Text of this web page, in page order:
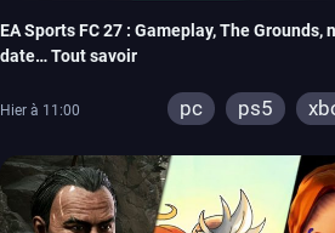
EA Sports FC 27 : Gameplay, The Grounds,
date… Tout savoir
Hier à 11:00 pc ps5